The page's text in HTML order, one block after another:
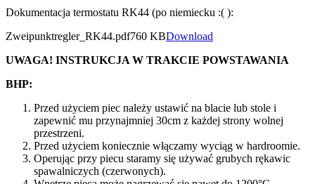
Dokumentacja termostatu RK44 (po niemiecku :( ):
Zweipunktregler_RK44.pdf760 KBDownload
UWAGA! INSTRUKCJA W TRAKCIE POWSTAWANIA
BHP:
Przed użyciem piec należy ustawić na blacie lub stole i
zapewnić mu przynajmniej 30cm z każdej strony wolnej
przestrzeni.
Przed użyciem koniecznie włączamy wyciąg w hardroomie.
Operując przy piecu staramy się używać grubych rękawic
spawalniczych (czerwonych).